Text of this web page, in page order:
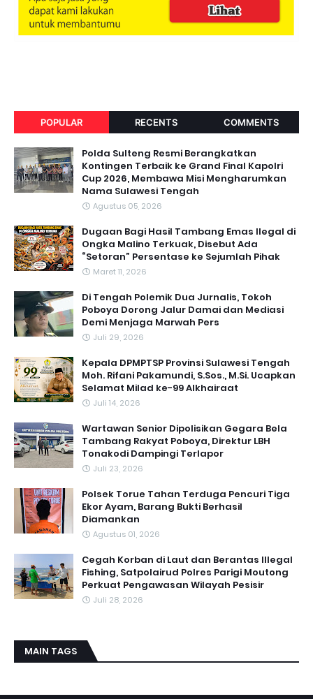
POPULAR RECENTS COMMENTS
Polda Sulteng Resmi Berangkatkan
Kontingen Terbaik ke Grand Final Kapolri
Cup 2026, Membawa Misi Mengharumkan
Nama Sulawesi Tengah
Agustus 05, 2026
Dugaan Bagi Hasil Tambang Emas Ilegal di
Ongka Malino Terkuak, Disebut Ada
“Setoran” Persentase ke Sejumlah Pihak
Maret 11, 2026
Di Tengah Polemik Dua Jurnalis, Tokoh
Poboya Dorong Jalur Damai dan Mediasi
Demi Menjaga Marwah Pers
Juli 29, 2026
Kepala DPMPTSP Provinsi Sulawesi Tengah
Moh. Rifani Pakamundi, S.Sos., M.Si. Ucapkan
Selamat Milad ke-99 Alkhairaat
Juli 14, 2026
‎Wartawan Senior Dipolisikan Gegara Bela
Tambang Rakyat Poboya, Direktur LBH
Tonakodi Dampingi Terlapor
Juli 23, 2026
Polsek Torue Tahan Terduga Pencuri Tiga
Ekor Ayam, Barang Bukti Berhasil
Diamankan
Agustus 01, 2026
Cegah Korban di Laut dan Berantas Illegal
Fishing, Satpolairud Polres Parigi Moutong
Perkuat Pengawasan Wilayah Pesisir
Juli 28, 2026
MAIN TAGS